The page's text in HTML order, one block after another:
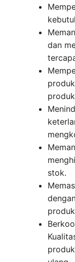
dan
stok.